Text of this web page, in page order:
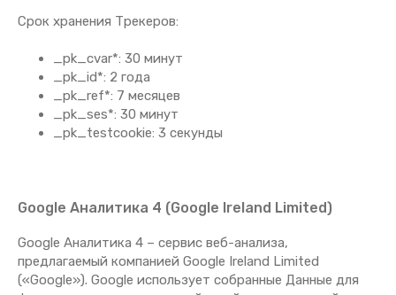
Срок хранения Tрекеров:
_pk_cvar*: 30 минут
_pk_id*: 2 года
_pk_ref*: 7 месяцев
_pk_ses*: 30 минут
_pk_testcookie: 3 секунды
Google Аналитика 4 (Google Ireland Limited)
Google Аналитика 4 – сервис веб-анализа,
предлагаемый компанией Google Ireland Limited
(«Google»). Google использует собранные Данные для